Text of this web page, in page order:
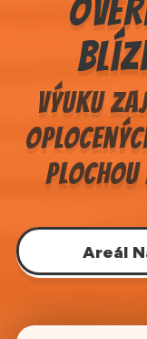
Výuku
Areál